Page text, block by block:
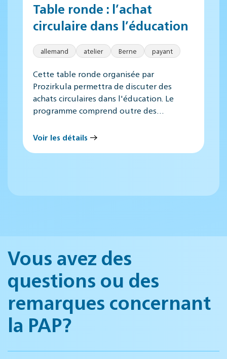
Table ronde : l’achat
circulaire dans l’éducation
allemand atelier Berne payant
Cette table ronde organisée par
Prozirkula permettra de discuter des
achats circulaires dans l'éducation. Le
programme comprend outre des…
Voir les détails
Vous avez des
questions ou des
remarques concernant
la PAP?